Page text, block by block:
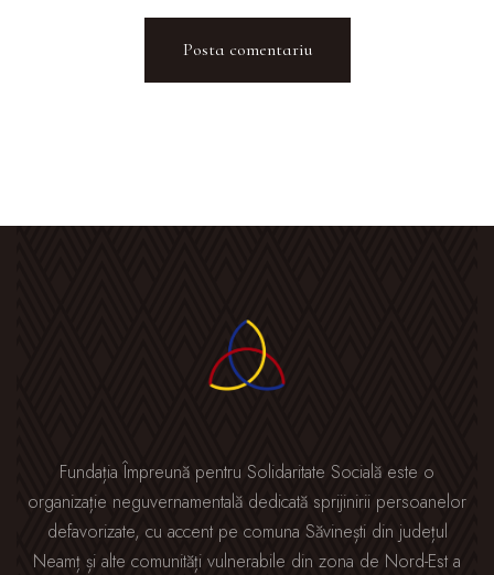
Fundația Împreună pentru Solidaritate Socială este o
organizație neguvernamentală dedicată sprijinirii persoanelor
defavorizate, cu accent pe comuna Săvinești din județul
Neamț și alte comunități vulnerabile din zona de Nord-Est a